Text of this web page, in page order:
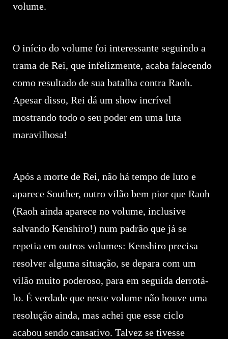
volume.
O início do volume foi interessante seguindo a
trama de Rei, que infelizmente, acaba falecendo
como resultado de sua batalha contra Raoh.
Apesar disso, Rei dá um show incrível
mostrando todo o seu poder em uma luta
maravilhosa!
Após a morte de Rei, não há tempo de luto e
aparece Souther, outro vilão bem pior que Raoh
(Raoh ainda aparece no volume, inclusive
salvando Kenshiro!) num padrão que já se
repetia em outros volumes: Kenshiro precisa
resolver alguma situação, se depara com um
vilão muito poderoso, para em seguida derrotá-
lo. É verdade que neste volume não houve uma
resolução ainda, mas achei que esse ciclo
acabou sendo cansativo. Talvez se tivesse